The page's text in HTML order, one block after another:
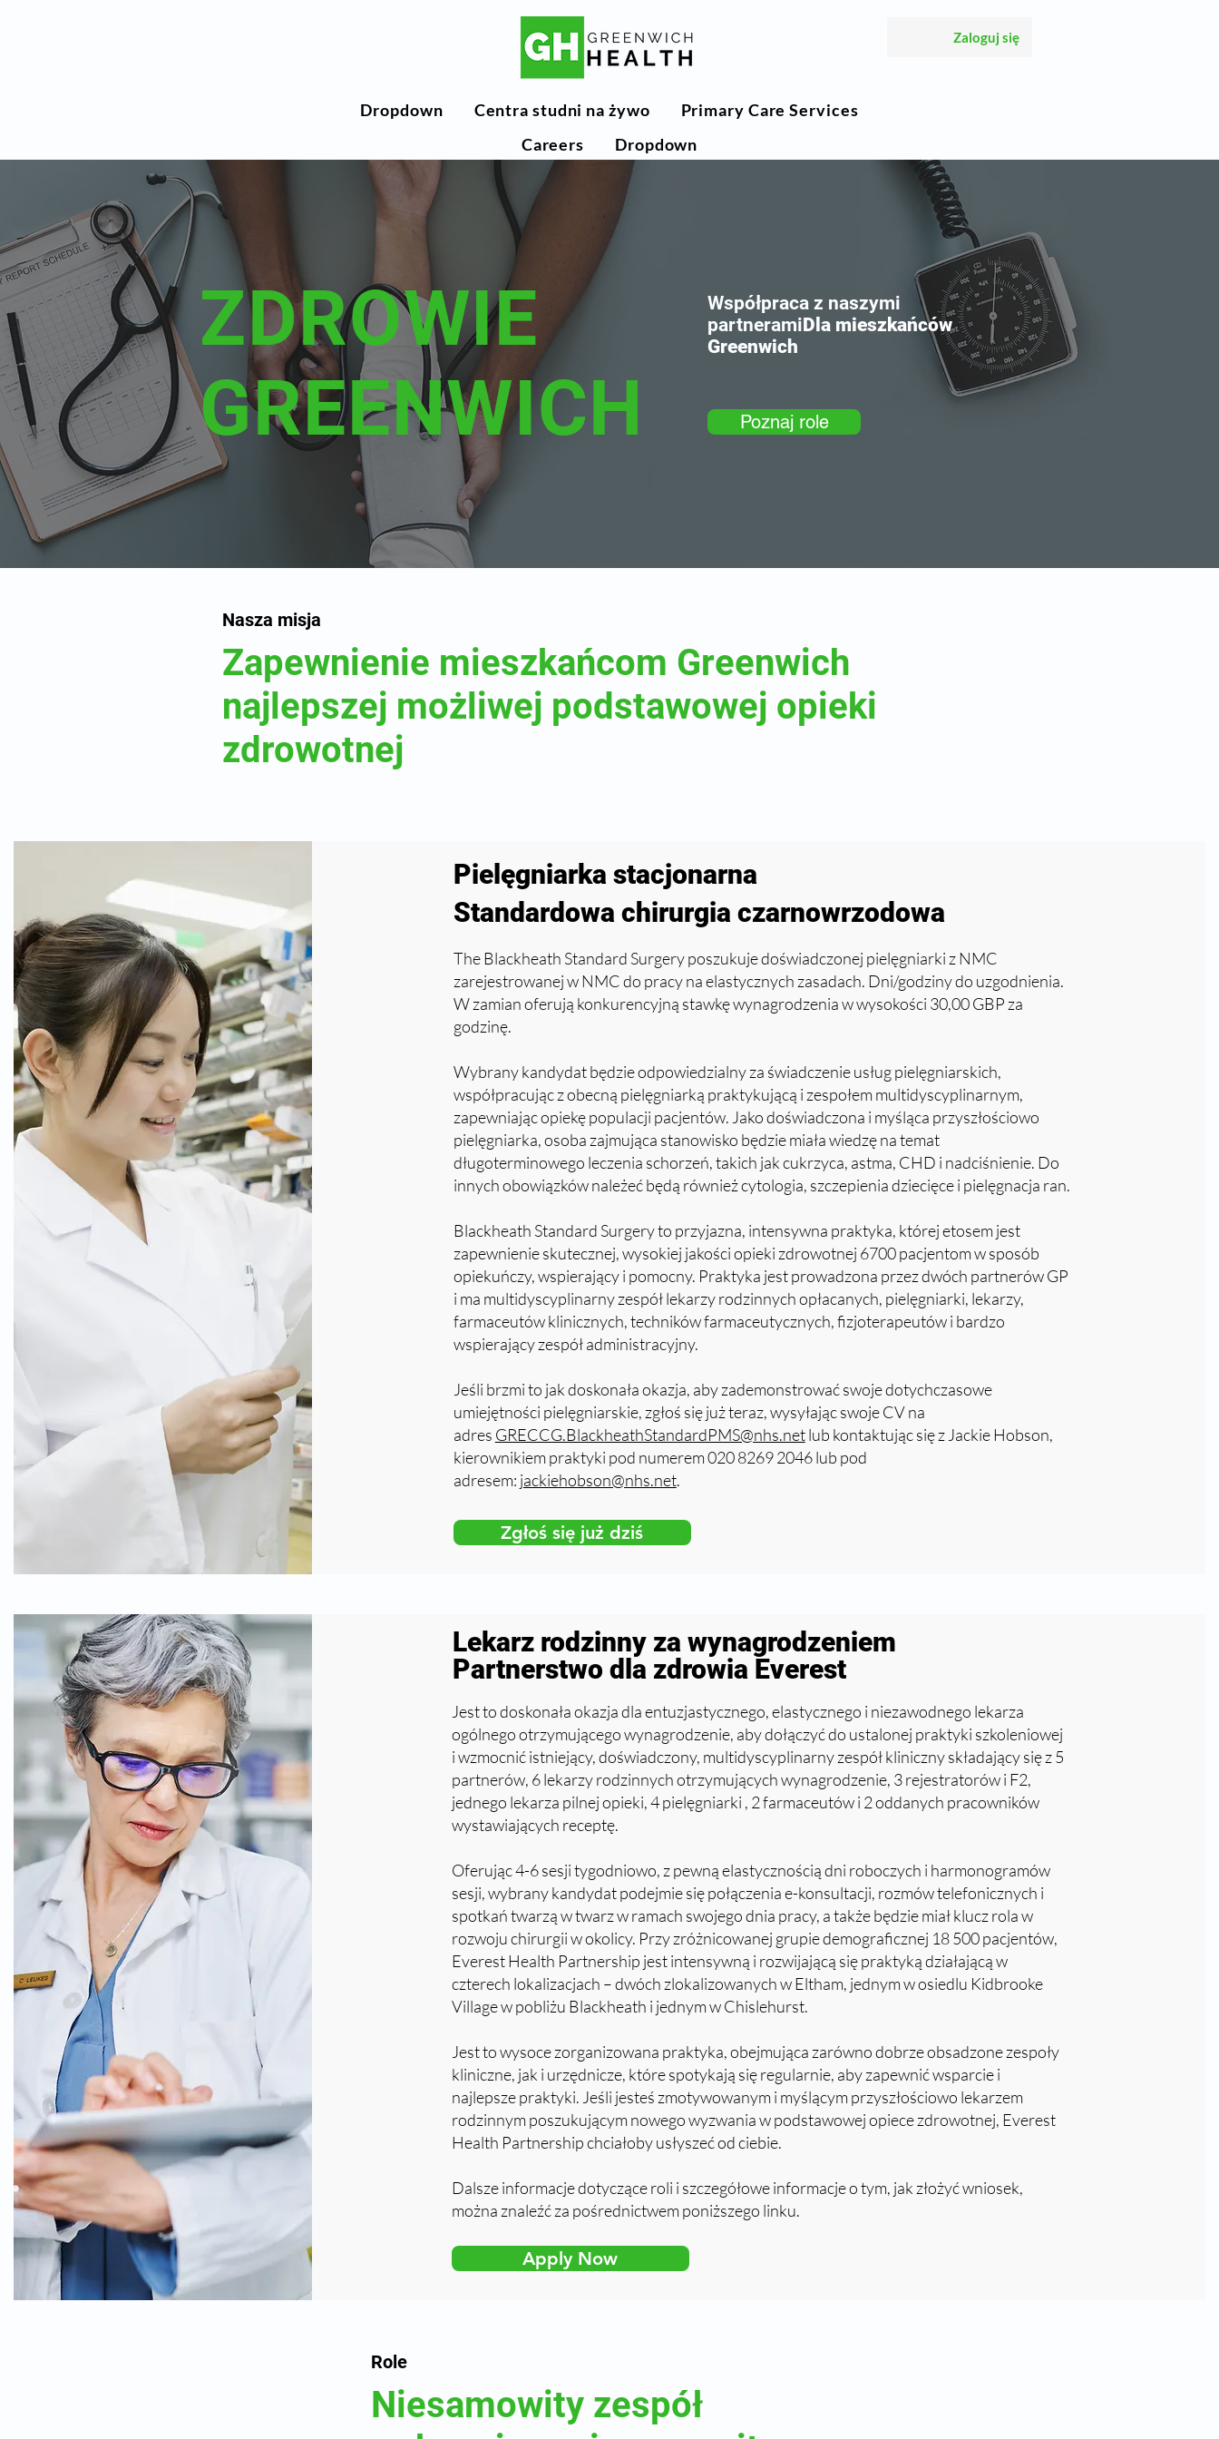
Zaloguj się
Dropdown Centra studni na żywo
Primary Care Services
Careers
Dropdown
ZDROWIE
GREENWICH
Współpraca z naszymi
partneramiDla mieszkańców
Greenwich
Poznaj role
Nasza misja
Zapewnienie mieszkańcom Greenwich
najlepszej możliwej podstawowej opieki
zdrowotnej
Pielęgniarka stacjonarna
Standardowa chirurgia czarnowrzodowa
The Blackheath Standard Surgery poszukuje doświadczonej pielęgniarki z NMC
zarejestrowanej w NMC do pracy na elastycznych zasadach. Dni/godziny do uzgodnienia.
W zamian oferują konkurencyjną stawkę wynagrodzenia w wysokości 30,00 GBP za
godzinę.
Wybrany kandydat będzie odpowiedzialny za świadczenie usług pielęgniarskich,
współpracując z obecną pielęgniarką praktykującą i zespołem multidyscyplinarnym,
zapewniając opiekę populacji pacjentów. Jako doświadczona i myśląca przyszłościowo
pielęgniarka, osoba zajmująca stanowisko będzie miała wiedzę na temat
długoterminowego leczenia schorzeń, takich jak cukrzyca, astma, CHD i nadciśnienie. Do
innych obowiązków należeć będą również cytologia, szczepienia dziecięce i pielęgnacja ran.
Blackheath Standard Surgery to przyjazna, intensywna praktyka, której etosem jest
zapewnienie skutecznej, wysokiej jakości opieki zdrowotnej 6700 pacjentom w sposób
opiekuńczy, wspierający i pomocny. Praktyka jest prowadzona przez dwóch partnerów GP
i ma multidyscyplinarny zespół lekarzy rodzinnych opłacanych, pielęgniarki, lekarzy,
farmaceutów klinicznych, techników farmaceutycznych, fizjoterapeutów i bardzo
wspierający zespół administracyjny.
Jeśli brzmi to jak doskonała okazja, aby zademonstrować swoje dotychczasowe
umiejętności pielęgniarskie, zgłoś się już teraz, wysyłając swoje CV na
adres GRECCG.BlackheathStandardPMS@nhs.netlub kontaktując się z Jackie Hobson,
kierownikiem praktyki pod numerem 020 8269 2046 lub pod
adresem: jackiehobson@nhs.net.
Zgłoś się już dziś
Lekarz rodzinny za wynagrodzeniem
Partnerstwo dla zdrowia Everest
Jest to doskonała okazja dla entuzjastycznego, elastycznego i niezawodnego lekarza
ogólnego otrzymującego wynagrodzenie, aby dołączyć do ustalonej praktyki szkoleniowej
i wzmocnić istniejący, doświadczony, multidyscyplinarny zespół kliniczny składający się z 5
partnerów, 6 lekarzy rodzinnych otrzymujących wynagrodzenie, 3 rejestratorów i F2,
jednego lekarza pilnej opieki, 4 pielęgniarki , 2 farmaceutów i 2 oddanych pracowników
wystawiających receptę.
Oferując 4-6 sesji tygodniowo, z pewną elastycznością dni roboczych i harmonogramów
sesji, wybrany kandydat podejmie się połączenia e-konsultacji, rozmów telefonicznych i
spotkań twarzą w twarz w ramach swojego dnia pracy, a także będzie miał klucz rola w
rozwoju chirurgii w okolicy. Przy zróżnicowanej grupie demograficznej 18 500 pacjentów,
Everest Health Partnership jest intensywną i rozwijającą się praktyką działającą w
czterech lokalizacjach – dwóch zlokalizowanych w Eltham, jednym w osiedlu Kidbrooke
Village w pobliżu Blackheath i jednym w Chislehurst.
Jest to wysoce zorganizowana praktyka, obejmująca zarówno dobrze obsadzone zespoły
kliniczne, jak i urzędnicze, które spotykają się regularnie, aby zapewnić wsparcie i
najlepsze praktyki. Jeśli jesteś zmotywowanym i myślącym przyszłościowo lekarzem
rodzinnym poszukującym nowego wyzwania w podstawowej opiece zdrowotnej, Everest
Health Partnership chciałoby usłyszeć od ciebie.
Dalsze informacje dotyczące roli i szczegółowe informacje o tym, jak złożyć wniosek,
można znaleźć za pośrednictwem poniższego linku.
Apply Now
Role
Niesamowity zespół